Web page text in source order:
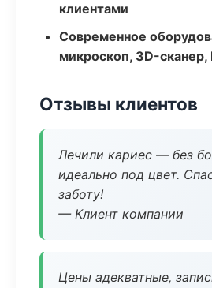
клиентами
Современное
микроскоп, 3D-сканер,
Отзывы клиентов
Лечили кариес — без
идеально под цвет.
заботу!
— Клиент компании
Цены адекватные,